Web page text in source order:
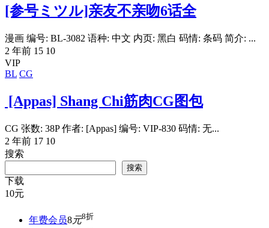
[参号ミツル]亲友不亲吻6话全
漫画 编号: BL-3082 语种: 中文 内页: 黑白 码情: 条码 简介: ...
2 年前 15 10
VIP
BL CG
[Appas] Shang Chi筋肉CG图包
CG 张数: 38P 作者: [Appas] 编号: VIP-830 码情: 无...
2 年前 17 10
搜索
搜索
下载
10元
年费会员8元8折